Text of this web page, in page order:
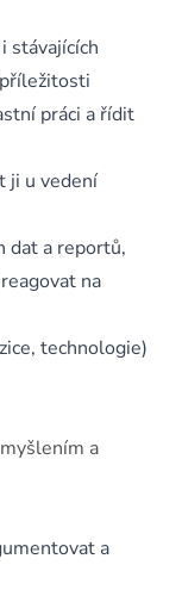
stávajících
práci a řídit
ji u vedení
dat a reportů,
na
technologie)
a
a